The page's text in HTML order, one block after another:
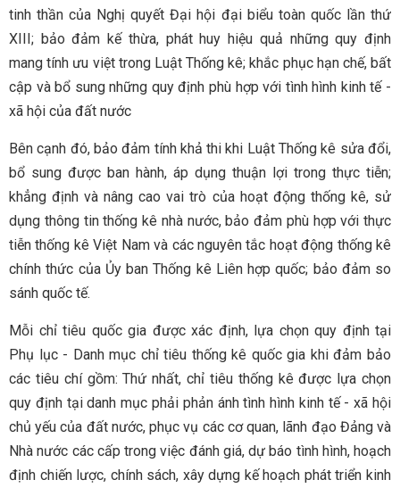
tinh thần của Nghị quyết Đại hội đại biểu toàn quốc lần thứ
XIII; bảo đảm kế thừa, phát huy hiệu quả những quy định
mang tính ưu việt trong Luật Thống kê; khắc phục hạn chế, bất
cập và bổ sung những quy định phù hợp với tình hình kinh tế -
xã hội của đất nước
Bên cạnh đó, bảo đảm tính khả thi khi Luật Thống kê sửa đổi,
bổ sung được ban hành, áp dụng thuận lợi trong thực tiễn;
khẳng định và nâng cao vai trò của hoạt động thống kê, sử
dụng thông tin thống kê nhà nước, bảo đảm phù hợp với thực
tiễn thống kê Việt Nam và các nguyên tắc hoạt động thống kê
chính thức của Ủy ban Thống kê Liên hợp quốc; bảo đảm so
sánh quốc tế.
Mỗi chỉ tiêu quốc gia được xác định, lựa chọn quy định tại
Phụ lục - Danh mục chỉ tiêu thống kê quốc gia khi đảm bảo
các tiêu chí gồm: Thứ nhất, chỉ tiêu thống kê được lựa chọn
quy định tại danh mục phải phản ánh tình hình kinh tế - xã hội
chủ yếu của đất nước, phục vụ các cơ quan, lãnh đạo Đảng và
Nhà nước các cấp trong việc đánh giá, dự báo tình hình, hoạch
định chiến lược, chính sách, xây dựng kế hoạch phát triển kinh